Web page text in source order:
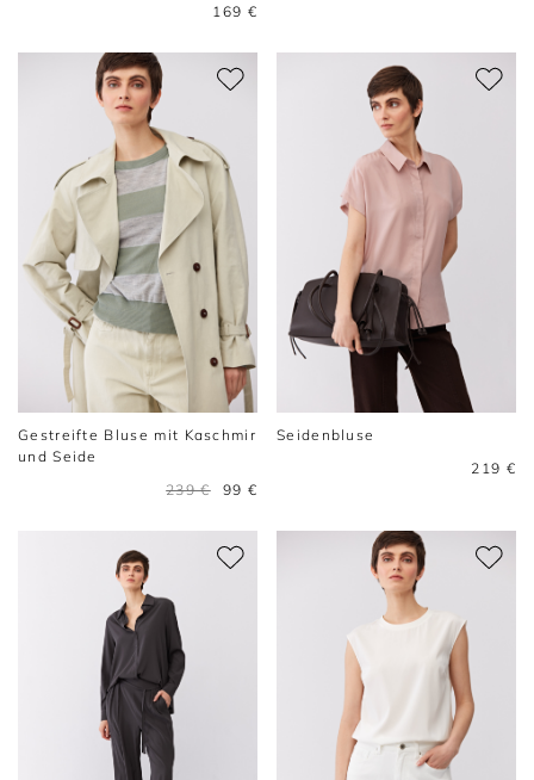
169 €
Gestreifte Bluse mit Kaschmir
und Seide
239 €
99 €
Seidenbluse
219 €